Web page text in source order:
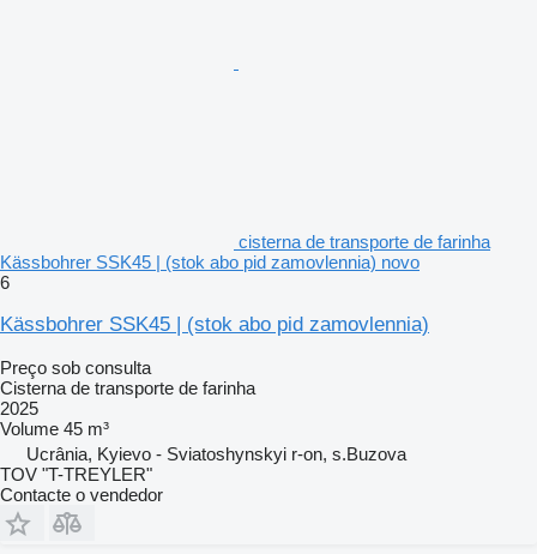
cisterna de transporte de farinha
Kässbohrer SSK45 | (stok abo pid zamovlennia) novo
6
Kässbohrer SSK45 | (stok abo pid zamovlennia)
Preço sob consulta
Cisterna de transporte de farinha
2025
Volume 45 m³
Ucrânia, Kyievo - Sviatoshynskyi r-on, s.Buzova
TOV "T-TREYLER"
Contacte o vendedor